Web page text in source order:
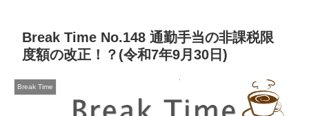
Break Time No.148 通勤手当の非課税限
度額の改正！？(令和7年9月30日)
Break Time